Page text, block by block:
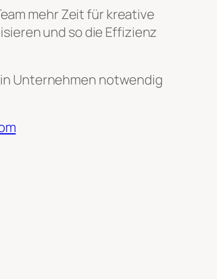
mehr Zeit für kreative
und so die Effizienz
Unternehmen notwendig